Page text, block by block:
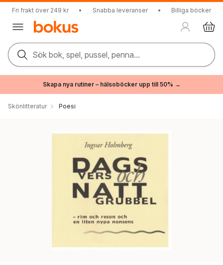
Fri frakt över 249 kr • Snabba leveranser • Billiga böcker
Sök bok, spel, pussel, penna...
Skapa nya rutiner – hälsoböcker upp till 50% →
Skönlitteratur Poesi